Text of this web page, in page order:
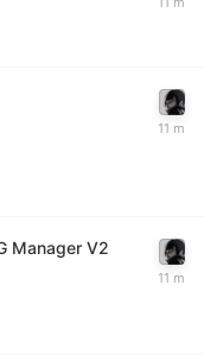
Manager V2